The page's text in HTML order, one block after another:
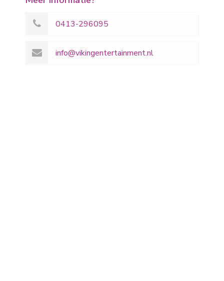
0413-296095
info@vikingentertainment.nl